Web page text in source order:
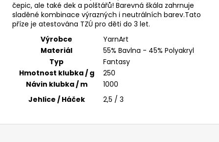
čepic, ale také dek a polštářů! Barevná škála zahrnuje
sladěné kombinace výrazných i neutrálních barev.Tato
příze je atestována TZÚ pro děti do 3 let.
Výrobce
YarnArt
Materiál
55% Bavlna - 45% Polyakryl
Typ
Fantasy
Hmotnost klubka / g
250
Návin klubka / m
1000
Jehlice / Háček
2,5 / 3
HIMALAYA
DOLPHIN
BABY
80328
Z